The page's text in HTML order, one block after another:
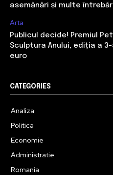
asemănări și multe
Arta
Publicul decide! Premiul
Sculptura Anului, ediția a
euro
CATEGORIES
Analiza
Politica
Economie
Administratie
Romania